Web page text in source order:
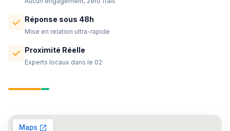
Réponse sous 48h
Mise en relation ultra-rapide
Proximité Réelle
Experts locaux dans le 02